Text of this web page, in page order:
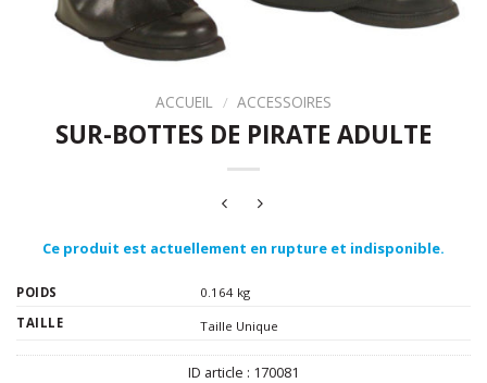
ACCUEIL / ACCESSOIRES
SUR-BOTTES DE PIRATE ADULTE
Ce produit est actuellement en rupture et indisponible.
POIDS
0.164 kg
TAILLE
Taille Unique
ID article : 170081